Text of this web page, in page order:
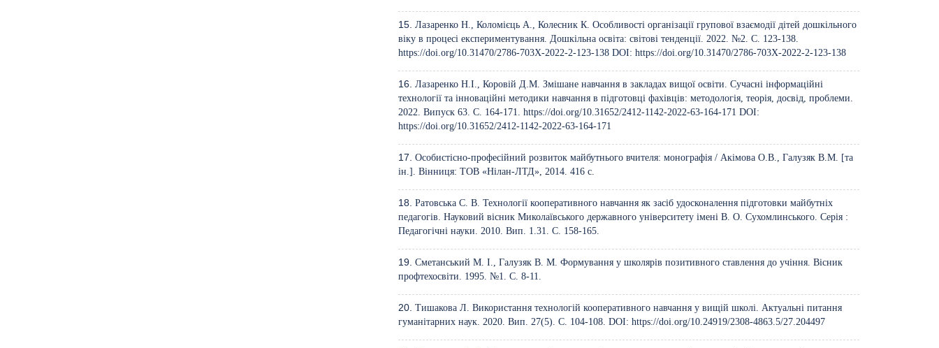
Лазаренко Н., Коломієць А., Колесник К. Особливості організації групової взаємодії дітей дошкільного
віку в процесі експериментування. Дошкільна освіта: світові тенденції. 2022. №2. С. 123-138.
https://doi.org/10.31470/2786-703X-2022-2-123-138 DOI:https://doi.org/10.31470/2786-703X-2022-2-123-138
Лазаренко Н.І., Коровій Д.М. Змішане навчання в закладах вищої освіти. Сучасні інформаційні
технології та інноваційні методики навчання в підготовці фахівців: методологія, теорія, досвід, проблеми.
2022. Випуск 63. С. 164-171.https://doi.org/10.31652/2412-1142-2022-63-164-171 DOI:
https://doi.org/10.31652/2412-1142-2022-63-164-171
Особистісно-професійний розвиток майбутнього вчителя: монографія / Акімова О.В., Галузяк В.М. [та
ін.]. Вінниця: ТОВ «Нілан-ЛТД», 2014. 416 с.
Ратовська С. В. Технології кооперативного навчання як засіб удосконалення підготовки майбутніх
педагогів. Науковий вісник Миколаївського державного університету імені В. О. Сухомлинського. Серія :
Педагогічні науки. 2010. Вип. 1.31. С. 158-165.
Сметанський М. І., Галузяк В. М. Формування у школярів позитивного ставлення до учіння. Вісник
профтехосвіти. 1995. №1. С. 8-11.
Тишакова Л. Використання технологій кооперативного навчання у вищій школі. Актуальні питання
гуманітарних наук. 2020. Вип. 27(5). С. 104-108. DOI:https://doi.org/10.24919/2308-4863.5/27.204497